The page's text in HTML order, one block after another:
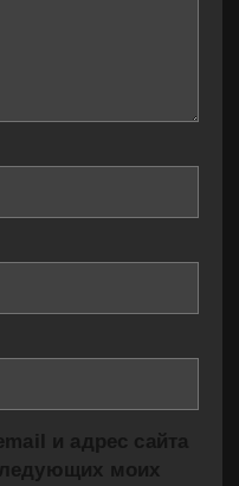
и адрес сайта
моих